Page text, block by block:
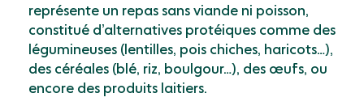
représente un repas sans viande ni poisson,
constitué d’alternatives protéiques comme des
légumineuses (lentilles, pois chiches, haricots…),
des céréales (blé, riz, boulgour…), des œufs, ou
encore des produits laitiers.